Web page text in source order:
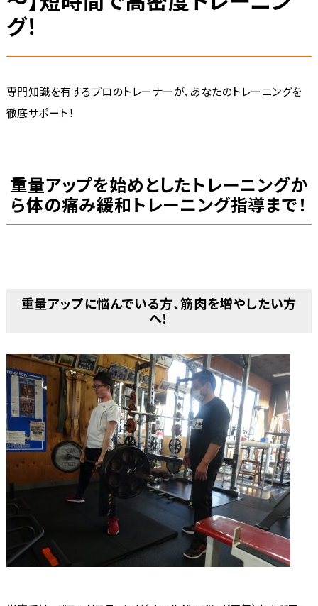
グ！
専門知識を有するプロのトレーナーが、あなたのトレーニングを
徹底サポート！
重量アップを始めとしたトレーニングか
ら体の痛み緩和トレーニング指導まで！
重量アップに悩んでいる方、筋肉を増やしたい方
へ！